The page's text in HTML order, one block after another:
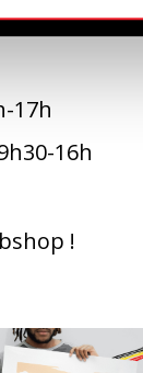
17h
16h
!